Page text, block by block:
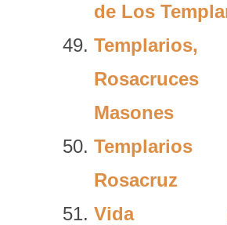
de Los
Templarios,
Masones
Rosacruz
Vida